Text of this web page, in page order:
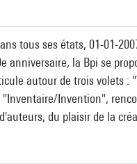
tous ses états, 01-01-
anniversaire, la Bpi se
autour de trois volets
Invention",
du plaisir de la